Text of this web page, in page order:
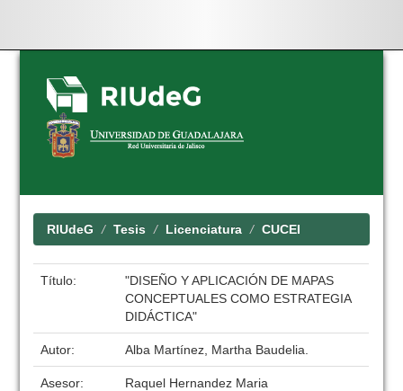
Skip
navigation
RIUdeG Tesis Licenciatura CUCEI
Título:
"DISEÑO Y APLICACIÓN DE MAPAS
CONCEPTUALES COMO ESTRATEGIA
DIDÁCTICA"
Autor: Alba Martínez, Martha Baudelia.
Asesor: Raquel Hernandez Maria